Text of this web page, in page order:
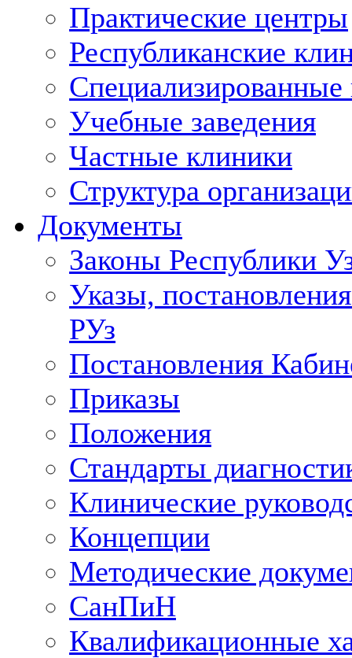
Практические центры
Республиканские
Учебные заведения
Частные клиники
Структура
Документы
Законы Республики
Указы,
РУз
Постановления
Приказы
Положения
Стандарты
Клинические
Концепции
Методические
СанПиН
Квалификационные